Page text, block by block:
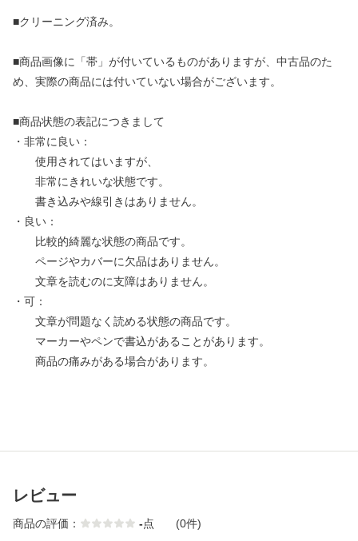
■クリーニング済み。
■商品画像に「帯」が付いているものがありますが、中古品のた
め、実際の商品には付いていない場合がございます。
■商品状態の表記につきまして
・非常に良い：
使用されてはいますが、
非常にきれいな状態です。
書き込みや線引きはありません。
・良い：
比較的綺麗な状態の商品です。
ページやカバーに欠品はありません。
文章を読むのに支障はありません。
・可：
文章が問題なく読める状態の商品です。
マーカーやペンで書込があることがあります。
商品の痛みがある場合があります。
レビュー
商品の評価： -点 (0件)